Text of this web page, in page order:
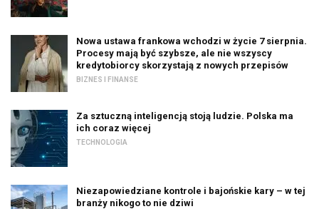
Nowa ustawa frankowa wchodzi w życie 7 sierpnia.
Procesy mają być szybsze, ale nie wszyscy
kredytobiorcy skorzystają z nowych przepisów
BIZNES I FINANSE
Za sztuczną inteligencją stoją ludzie. Polska ma
ich coraz więcej
TECHNOLOGIA
Niezapowiedziane kontrole i bajońskie kary – w tej
branży nikogo to nie dziwi